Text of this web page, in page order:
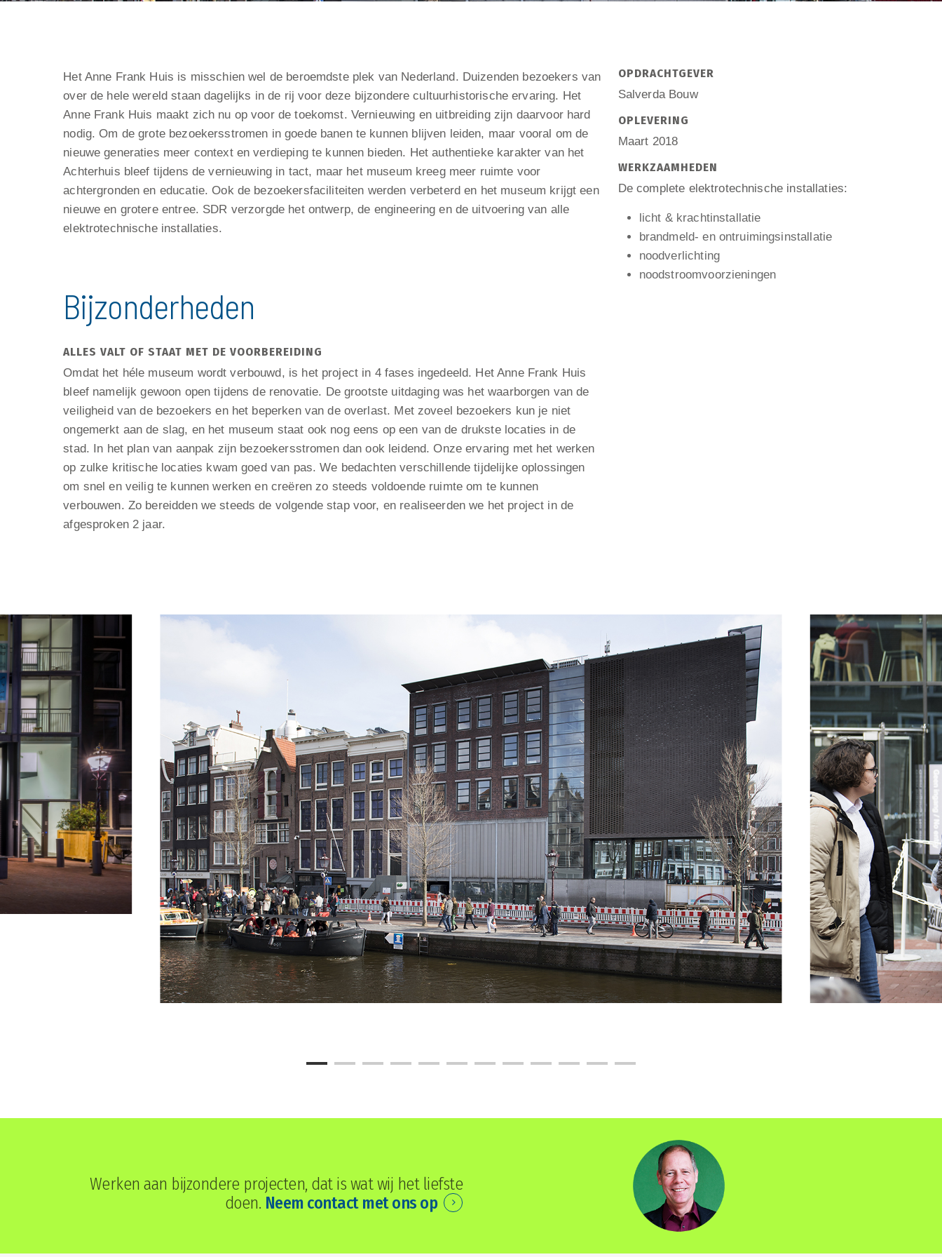
Het Anne Frank Huis is misschien wel de beroemdste plek van Nederland. Duizenden bezoekers van
over de hele wereld staan dagelijks in de rij voor deze bijzondere cultuurhistorische ervaring. Het
Anne Frank Huis maakt zich nu op voor de toekomst. Vernieuwing en uitbreiding zijn daarvoor hard
nodig. Om de grote bezoekersstromen in goede banen te kunnen blijven leiden, maar vooral om de
nieuwe generaties meer context en verdieping te kunnen bieden. Het authentieke karakter van het
Achterhuis bleef tijdens de vernieuwing in tact, maar het museum kreeg meer ruimte voor
achtergronden en educatie. Ook de bezoekersfaciliteiten werden verbeterd en het museum krijgt een
nieuwe en grotere entree. SDR verzorgde het ontwerp, de engineering en de uitvoering van alle
elektrotechnische installaties.
Bijzonderheden
ALLES VALT OF STAAT MET DE VOORBEREIDING
Omdat het héle museum wordt verbouwd, is het project in 4 fases ingedeeld. Het Anne Frank Huis
bleef namelijk gewoon open tijdens de renovatie. De grootste uitdaging was het waarborgen van de
veiligheid van de bezoekers en het beperken van de overlast. Met zoveel bezoekers kun je niet
ongemerkt aan de slag, en het museum staat ook nog eens op een van de drukste locaties in de
stad. In het plan van aanpak zijn bezoekersstromen dan ook leidend. Onze ervaring met het werken
op zulke kritische locaties kwam goed van pas. We bedachten verschillende tijdelijke oplossingen
om snel en veilig te kunnen werken en creëren zo steeds voldoende ruimte om te kunnen
verbouwen. Zo bereidden we steeds de volgende stap voor, en realiseerden we het project in de
afgesproken 2 jaar.
OPDRACHTGEVER
Salverda Bouw
OPLEVERING
Maart 2018
WERKZAAMHEDEN
De complete elektrotechnische installaties:
licht & krachtinstallatie
brandmeld- en ontruimingsinstallatie
noodverlichting
noodstroomvoorzieningen
Werken aan bijzondere projecten, dat is wat wij het liefste
doen. Neem contact met ons op